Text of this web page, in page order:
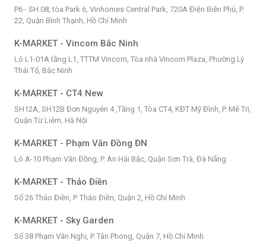
P6 - SH.08, tòa Park 6, Vinhomes Central Park, 720A Điện Biên Phủ, P.
22, Quận Bình Thạnh, Hồ Chí Minh
K-MARKET - Vincom Bắc Ninh
Lô L1-01A tầng L1, TTTM Vincom, Tòa nhà Vincom Plaza, Phường Lý
Thái Tổ, Bắc Ninh
K-MARKET - CT4 New
SH12A, SH12B Đơn Nguyên 4 ,Tầng 1, Tòa CT4, KĐT Mỹ Đình, P. Mễ Trì,
Quận Từ Liêm, Hà Nội
K-MARKET - Phạm Văn Đồng ĐN
Lô A-10 Phạm Văn Đồng, P. An Hải Bắc, Quận Sơn Trà, Đà Nẵng
K-MARKET - Thảo Điền
Số 26 Thảo Điền, P. Thảo Điền, Quận 2, Hồ Chí Minh
K-MARKET - Sky Garden
Số 38 Phạm Văn Nghị, P. Tân Phong, Quận 7, Hồ Chí Minh